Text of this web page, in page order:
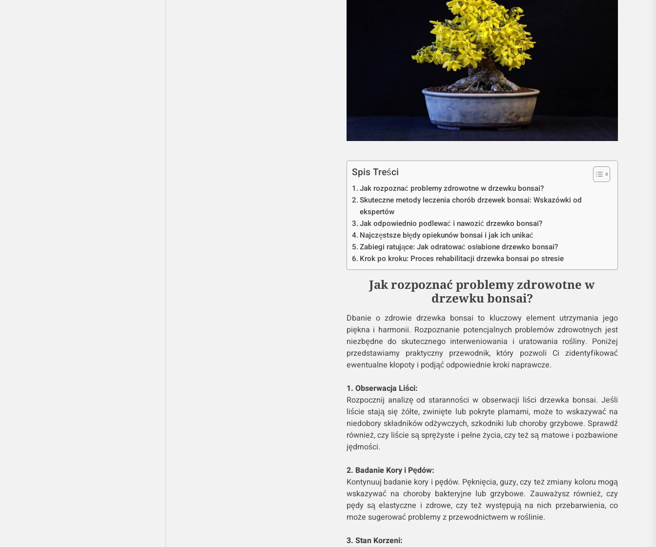
Spis Treści
Jak rozpoznać problemy zdrowotne w drzewku bonsai?
Skuteczne metody leczenia chorób drzewek bonsai: Wskazówki od
ekspertów
Jak odpowiednio podlewać i nawozić drzewko bonsai?
Najczęstsze błędy opiekunów bonsai i jak ich unikać
Zabiegi ratujące: Jak odratować osłabione drzewko bonsai?
Krok po kroku: Proces rehabilitacji drzewka bonsai po stresie
Jak rozpoznać problemy zdrowotne w
drzewku bonsai?
Dbanie o zdrowie drzewka bonsai to kluczowy element utrzymania jego
piękna i harmonii. Rozpoznanie potencjalnych problemów zdrowotnych jest
niezbędne do skutecznego interweniowania i uratowania rośliny. Poniżej
przedstawiamy praktyczny przewodnik, który pozwoli Ci zidentyfikować
ewentualne kłopoty i podjąć odpowiednie kroki naprawcze.
1. Obserwacja Liści:
Rozpocznij analizę od staranności w obserwacji liści drzewka bonsai. Jeśli
liście stają się żółte, zwinięte lub pokryte plamami, może to wskazywać na
niedobory składników odżywczych, szkodniki lub choroby grzybowe. Sprawdź
również, czy liście są sprężyste i pełne życia, czy też są matowe i pozbawione
jędrności.
2. Badanie Kory i Pędów:
Kontynuuj badanie kory i pędów. Pęknięcia, guzy, czy też zmiany koloru mogą
wskazywać na choroby bakteryjne lub grzybowe. Zauważysz również, czy
pędy są elastyczne i zdrowe, czy też występują na nich przebarwienia, co
może sugerować problemy z przewodnictwem w roślinie.
3. Stan Korzeni: